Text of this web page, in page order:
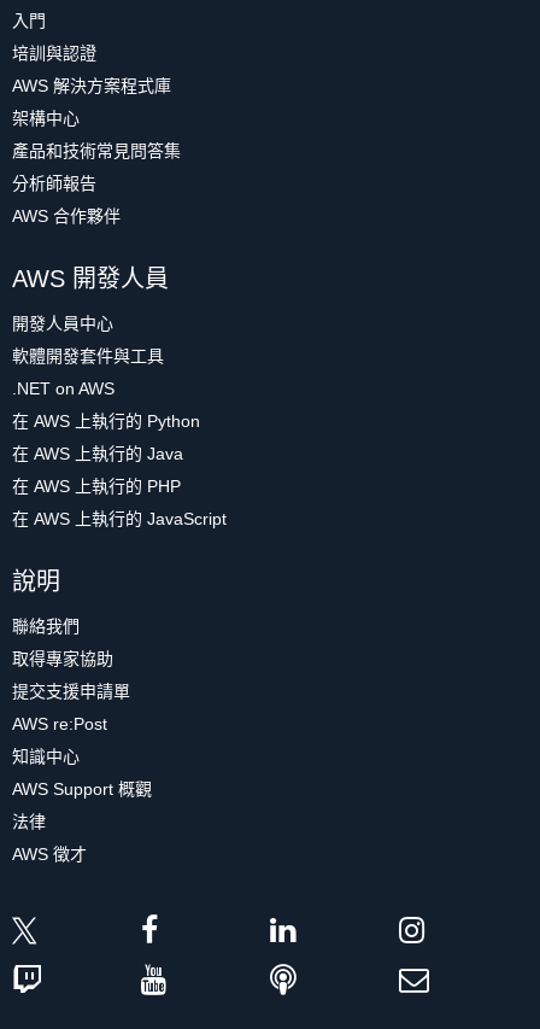
入門
培訓與認證
AWS 解決方案程式庫
架構中心
產品和技術常見問答集
分析師報告
AWS 合作夥伴
AWS 開發人員
開發人員中心
軟體開發套件與工具
.NET on AWS
在 AWS 上執行的 Python
在 AWS 上執行的 Java
在 AWS 上執行的 PHP
在 AWS 上執行的 JavaScript
說明
聯絡我們
取得專家協助
提交支援申請單
AWS re:Post
知識中心
AWS Support 概觀
法律
AWS 徵才